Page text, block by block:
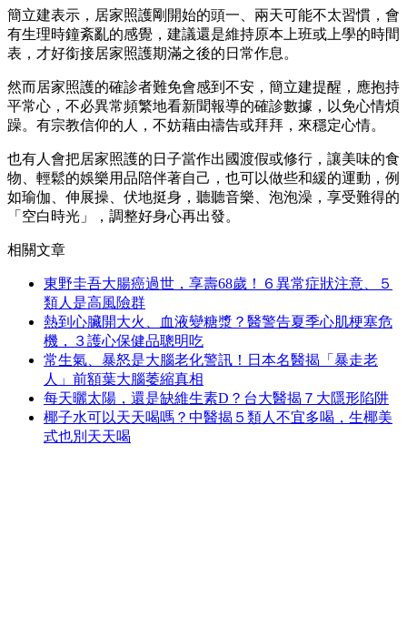
簡立建表示，居家照護剛開始的頭一、兩天可能不太習慣，會
有生理時鐘紊亂的感覺，建議還是維持原本上班或上學的時間
表，才好銜接居家照護期滿之後的日常作息。
然而居家照護的確診者難免會感到不安，簡立建提醒，應抱持
平常心，不必異常頻繁地看新聞報導的確診數據，以免心情煩
躁。有宗教信仰的人，不妨藉由禱告或拜拜，來穩定心情。
也有人會把居家照護的日子當作出國渡假或修行，讓美味的食
物、輕鬆的娛樂用品陪伴著自己，也可以做些和緩的運動，例
如瑜伽、伸展操、伏地挺身，聽聽音樂、泡泡澡，享受難得的
「空白時光」，調整好身心再出發。
相關文章
東野圭吾大腸癌過世，享壽68歲！６異常症狀注意、５
類人是高風險群
熱到心臟開大火、血液變糖漿？醫警告夏季心肌梗塞危
機，３護心保健品聰明吃
常生氣、暴怒是大腦老化警訊！日本名醫揭「暴走老
人」前額葉大腦萎縮真相
每天曬太陽，還是缺維生素D？台大醫揭７大隱形陷阱
椰子水可以天天喝嗎？中醫揭５類人不宜多喝，生椰美
式也別天天喝